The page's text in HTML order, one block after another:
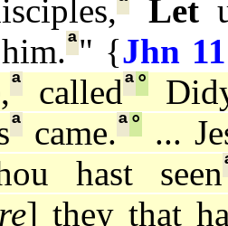
Let
ª" {Jhn
ª calledª°
ª came.ª°
...
hast seen
] they that